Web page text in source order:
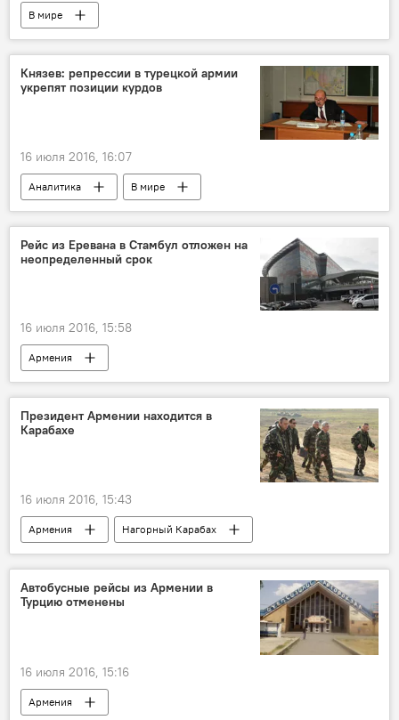
В мире
Попытка военного переворота в Турции
Князев: репрессии в турецкой армии
укрепят позиции курдов
16 июля 2016, 16:07
Аналитика
В мире
Попытка военного переворота в Турции
Рейс из Еревана в Стамбул отложен на
неопределенный срок
16 июля 2016, 15:58
Армения
Попытка военного переворота в Турции
Президент Армении находится в
Карабахе
16 июля 2016, 15:43
Армения Нагорный Карабах
Автобусные рейсы из Армении в
Турцию отменены
16 июля 2016, 15:16
Армения